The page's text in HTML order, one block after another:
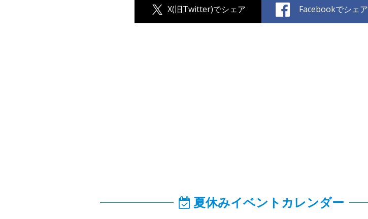
X(旧Twitter)でシェア Facebookでシェア
夏休みイベントカレンダー